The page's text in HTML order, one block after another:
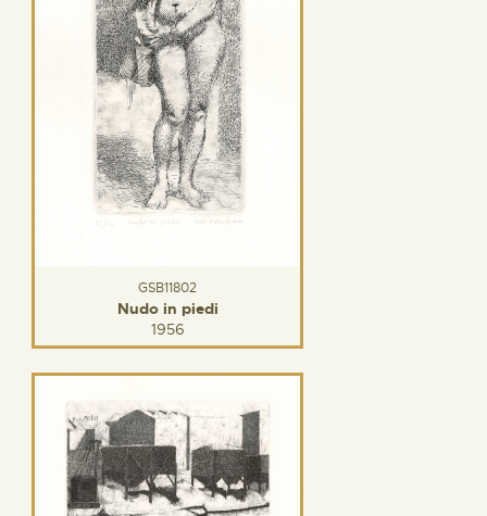
GSB11802
Nudo in piedi
1956